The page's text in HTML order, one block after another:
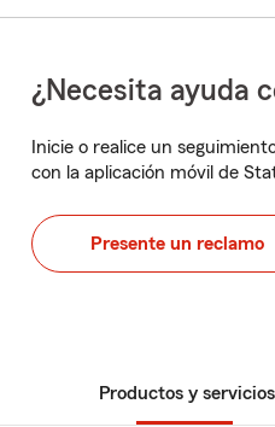
¿Necesita ayuda
Inicie o realice un
con la aplicación móvil de
Presente un reclamo
Productos y servicios